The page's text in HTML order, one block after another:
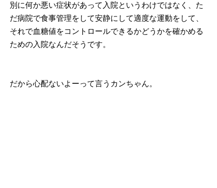
別に何か悪い症状があって入院というわけではなく、た
だ病院で食事管理をして安静にして適度な運動をして、
それで血糖値をコントロールできるかどうかを確かめる
ための入院なんだそうです。
だから心配ないよーって言うカンちゃん。